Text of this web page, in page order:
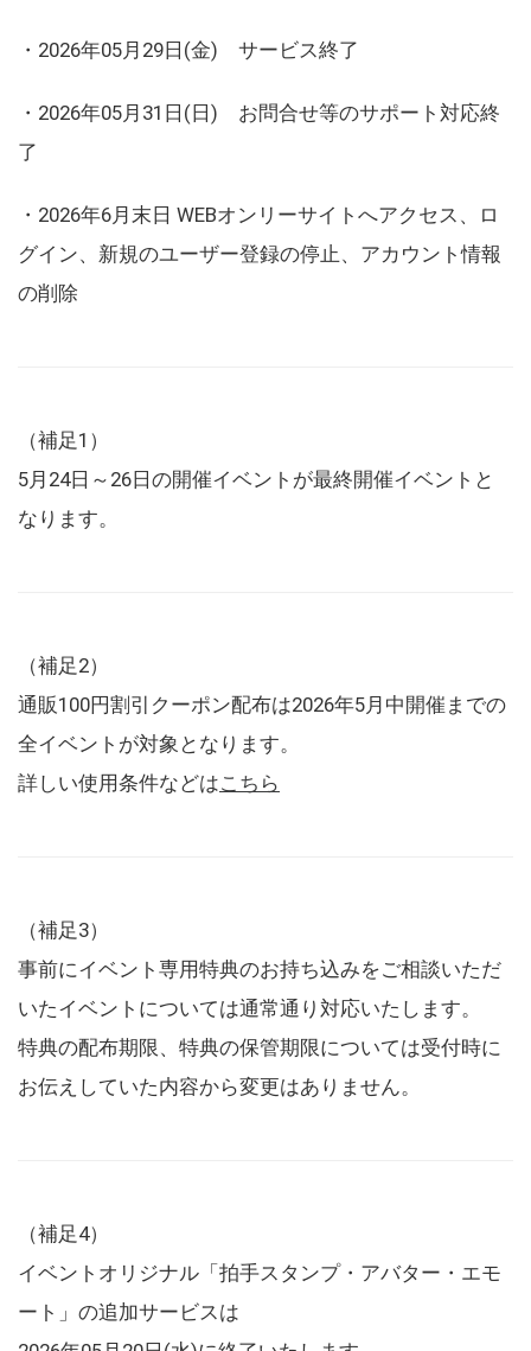
・2026年05月29日(金) サービス終了
・2026年05月31日(日) お問合せ等のサポート対応終
了
・2026年6月末日 WEBオンリーサイトへアクセス、ロ
グイン、新規のユーザー登録の停止、アカウント情報
の削除
（補足1）
5月24日～26日の開催イベントが最終開催イベントと
なります。
（補足2）
通販100円割引クーポン配布は2026年5月中開催までの
全イベントが対象となります。
詳しい使用条件などはこちら
（補足3）
事前にイベント専用特典のお持ち込みをご相談いただ
いたイベントについては通常通り対応いたします。
特典の配布期限、特典の保管期限については受付時に
お伝えしていた内容から変更はありません。
（補足4）
イベントオリジナル「拍手スタンプ・アバター・エモ
ート」の追加サービスは